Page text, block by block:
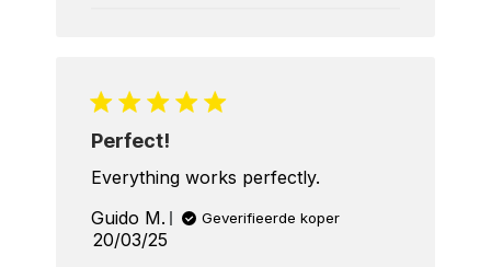
Perfect!
Everything works perfectly.
Guido M.
Geverifieerde koper
Published
20/03/25